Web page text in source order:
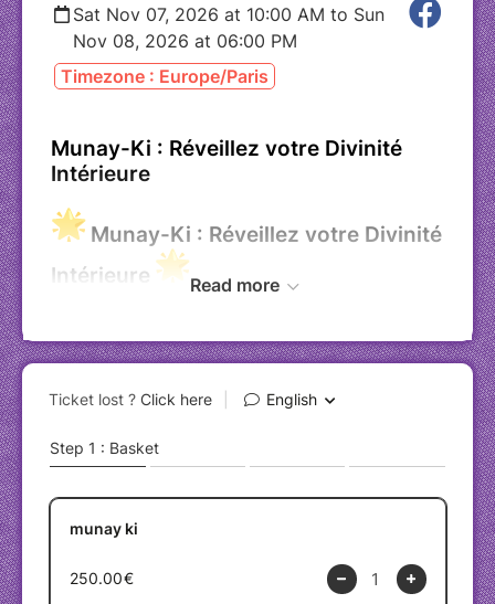
Sat Nov 07, 2026 at 10:00 AM to Sun
Nov 08, 2026 at 06:00 PM
Timezone : Europe/Paris
Munay-Ki : Réveillez votre Divinité
Intérieure
Munay-Ki : Réveillez votre Divinité
Intérieure
Ateliers Munay-Ki
explorer et à transformer votre vie grâce aux
chamaniques ancestraux, issus des traditions
des Andes et d'Amazonie, sont destinés à
éveiller votre pouvoir intérieur et à vous
Terre et de l'Univers.
Pourquoi participer à un atelier Munay-Ki
Read more